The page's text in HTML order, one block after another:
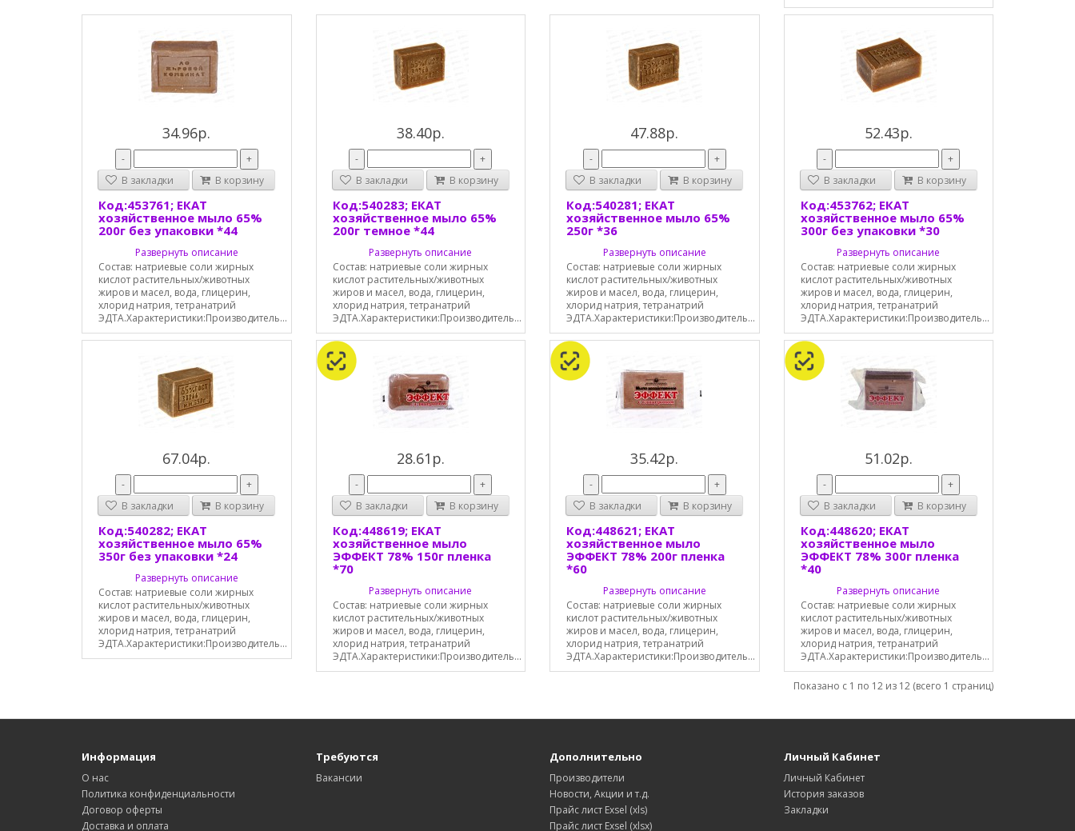
34.96р.
-
+
В закладки
В корзину
Код:453761; ЕКАТ
хозяйственное мыло 65%
200г без упаковки *44
Развернуть описание
Состав: натриевые соли жирных
кислот растительных/животных
жиров и масел, вода, глицерин,
хлорид натрия, тетранатрий
ЭДТА.Характеристики:Производитель...
38.40р.
-
+
В закладки
В корзину
Код:540283; ЕКАТ
хозяйственное мыло 65%
200г темное *44
Развернуть описание
Состав: натриевые соли жирных
кислот растительных/животных
жиров и масел, вода, глицерин,
хлорид натрия, тетранатрий
ЭДТА.Характеристики:Производитель...
47.88р.
-
+
В закладки
В корзину
Код:540281; ЕКАТ
хозяйственное мыло 65%
250г *36
Развернуть описание
Состав: натриевые соли жирных
кислот растительных/животных
жиров и масел, вода, глицерин,
хлорид натрия, тетранатрий
ЭДТА.Характеристики:Производитель...
52.43р.
-
+
В закладки
В корзину
Код:453762; ЕКАТ
хозяйственное мыло 65%
300г без упаковки *30
Развернуть описание
Состав: натриевые соли жирных
кислот растительных/животных
жиров и масел, вода, глицерин,
хлорид натрия, тетранатрий
ЭДТА.Характеристики:Производитель...
67.04р.
-
+
В закладки
В корзину
Код:540282; ЕКАТ
хозяйственное мыло 65%
350г без упаковки *24
Развернуть описание
Состав: натриевые соли жирных
кислот растительных/животных
жиров и масел, вода, глицерин,
хлорид натрия, тетранатрий
ЭДТА.Характеристики:Производитель...
28.61р.
-
+
В закладки
В корзину
Код:448619; ЕКАТ
хозяйственное мыло
ЭФФЕКТ 78% 150г пленка
*70
Развернуть описание
Состав: натриевые соли жирных
кислот растительных/животных
жиров и масел, вода, глицерин,
хлорид натрия, тетранатрий
ЭДТА.Характеристики:Производитель...
35.42р.
-
+
В закладки
В корзину
Код:448621; ЕКАТ
хозяйственное мыло
ЭФФЕКТ 78% 200г пленка
*60
Развернуть описание
Состав: натриевые соли жирных
кислот растительных/животных
жиров и масел, вода, глицерин,
хлорид натрия, тетранатрий
ЭДТА.Характеристики:Производитель...
51.02р.
-
+
В закладки
В корзину
Код:448620; ЕКАТ
хозяйственное мыло
ЭФФЕКТ 78% 300г пленка
*40
Развернуть описание
Состав: натриевые соли жирных
кислот растительных/животных
жиров и масел, вода, глицерин,
хлорид натрия, тетранатрий
ЭДТА.Характеристики:Производитель...
Показано с 1 по 12 из 12 (всего 1 страниц)
Информация
О нас
Политика конфиденциальности
Договор оферты
Доставка и оплата
Требуются
Вакансии
Дополнительно
Производители
Новости, Акции и т.д.
Прайс лист Exsel (xls)
Прайс лист Exsel (xlsx)
Личный Кабинет
Личный Кабинет
История заказов
Закладки